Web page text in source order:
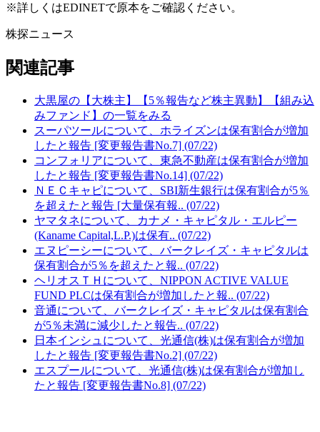
※詳しくはEDINETで原本をご確認ください。
株探ニュース
関連記事
大黒屋の【大株主】【5％報告など株主異動】【組み込
みファンド】の一覧をみる
スーパツールについて、ホライズンは保有割合が増加
したと報告 [変更報告書No.7] (07/22)
コンフォリアについて、東急不動産は保有割合が増加
したと報告 [変更報告書No.14] (07/22)
ＮＥＣキャピについて、SBI新生銀行は保有割合が5％
を超えたと報告 [大量保有報.. (07/22)
ヤマタネについて、カナメ・キャピタル・エルピー
(Kaname Capital,L.P.)は保有.. (07/22)
エヌピーシーについて、バークレイズ・キャピタルは
保有割合が5％を超えたと報.. (07/22)
ヘリオスＴＨについて、NIPPON ACTIVE VALUE
FUND PLCは保有割合が増加したと報.. (07/22)
音通について、バークレイズ・キャピタルは保有割合
が5％未満に減少したと報告.. (07/22)
日本インシュについて、光通信(株)は保有割合が増加
したと報告 [変更報告書No.2] (07/22)
エスプールについて、光通信(株)は保有割合が増加し
たと報告 [変更報告書No.8] (07/22)